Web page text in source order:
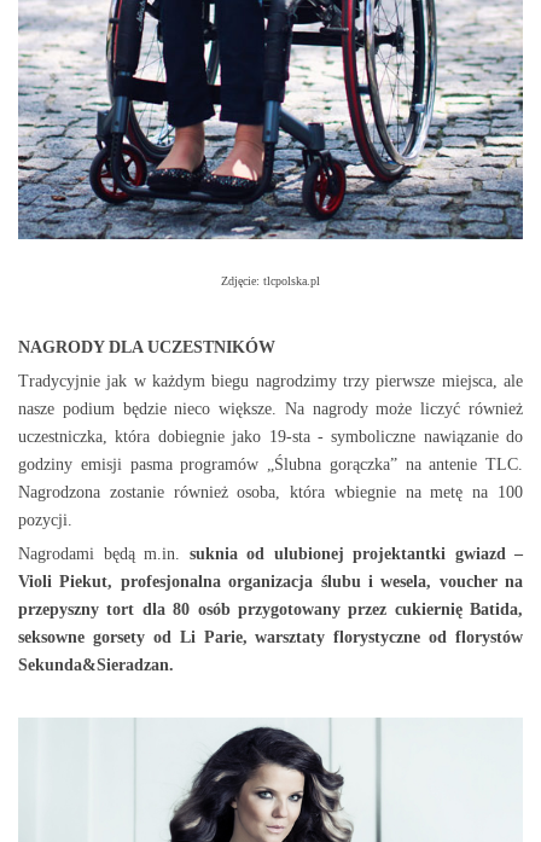
Zdjęcie: tlcpolska.pl
NAGRODY DLA UCZESTNIKÓW
Tradycyjnie jak w każdym biegu nagrodzimy trzy pierwsze miejsca, ale
nasze podium będzie nieco większe. Na nagrody może liczyć również
uczestniczka, która dobiegnie jako 19-sta - symboliczne nawiązanie do
godziny emisji pasma programów „Ślubna gorączka” na antenie TLC.
Nagrodzona zostanie również osoba, która wbiegnie na metę na 100
pozycji.
Nagrodami będą m.in. suknia od ulubionej projektantki gwiazd –
Violi Piekut, profesjonalna organizacja ślubu i wesela, voucher na
przepyszny tort dla 80 osób przygotowany przez cukiernię Batida,
seksowne gorsety od Li Parie, warsztaty florystyczne od florystów
Sekunda&Sieradzan.